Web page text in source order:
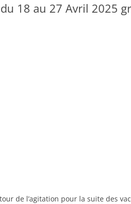
18 au 27 Avril 2025
de l’agitation pour la suite des